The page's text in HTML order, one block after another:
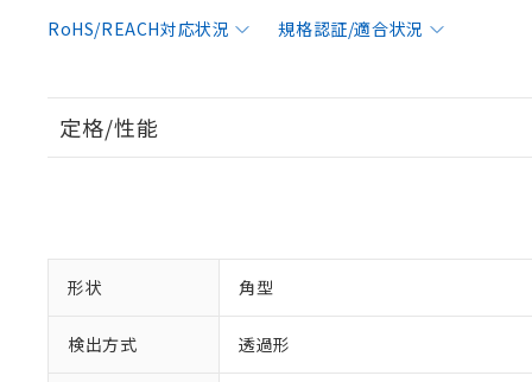
RoHS/REACH対応状況
規格認証/適合状況
定格/性能
形状 角型
検出方式 透過形